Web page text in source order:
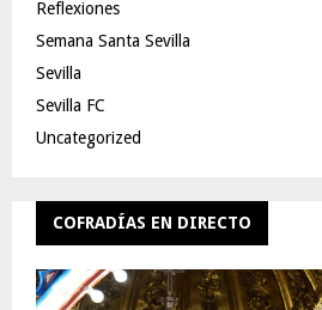
Reflexiones
Semana Santa Sevilla
Sevilla
Sevilla FC
Uncategorized
COFRADÍAS EN DIRECTO